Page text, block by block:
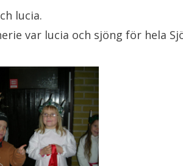
lucia.
var lucia och sjöng för hela